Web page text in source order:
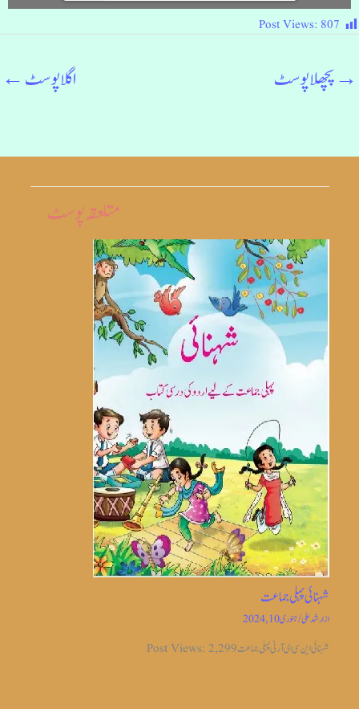
Post Views: 807
→پچھلا پوسٹ اگلا پوسٹ←
متلعقہ پوسٹ
شہنائی پہلی جماعت
ازارشد علی/جنوری 10, 2024
شہنائی این سی ای آر ٹی پہلی جماعت Post Views: 2,299